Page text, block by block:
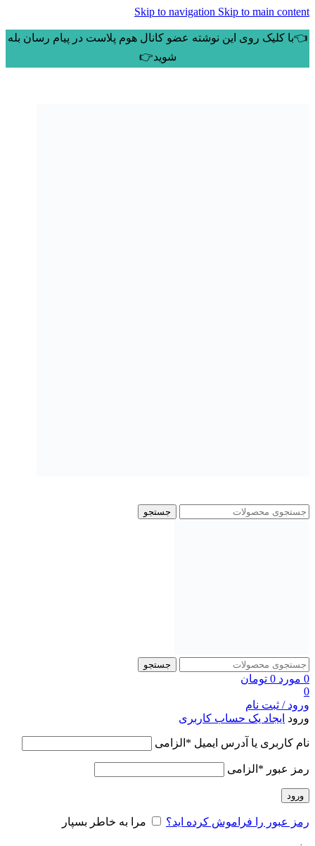
Skip to navigation Skip to main content
👈با کلیک روی این نوشته عضو کانال هوم پلاست در پیام رسان بله
شوید👉
جستجو
جستجو
0 مورد 0 تومان
0
ورود / ثبت نام
ورود ایجاد یک حساب کاربری
نام کاربری یا آدرس ایمیل * الزامی
رمز عبور * الزامی
ورود
رمز عبور را فراموش کرده اید؟ مرا به خاطر بسپار